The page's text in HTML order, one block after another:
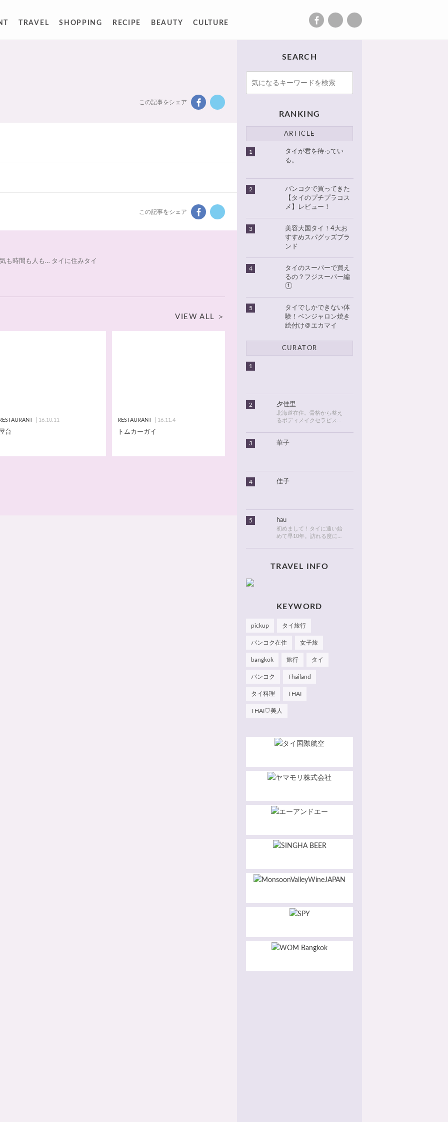
TRAVEL SHOPPING RECIPE BEAUTY CULTURE
この記事をシェア
この記事をシェア
も時間も人も… タイに住みタイ
VIEW ALL
16.10.11
台
RESTAURANT 16.11.4
トムカーガイ
SEARCH
RANKING
ARTICLE
1
タイが君を待ってい
る。
2
バンコクで買ってきた
【タイのプチプラコス
メ】レビュー！
3
美容大国タイ！4大お
すすめスパグッズブラ
ンド
4
タイのスーパーで買え
るの？フジスーパー編
①
5
タイでしかできない体
験！ベンジャロン焼き
絵付け＠エカマイ
CURATOR
1
2 夕佳里
北海道在住。骨格から整え
るボディメイクセラピスト
てから、タイが大好きにな
に関する情報などを発信し
ます！
3 華子
4 佳子
5 hau
初めまして！タイに通い始
めて早10年。訪れる度に変
店・おしゃれなカフェやレ
たら嬉しいです 🙂 📌
Instagram Hau's Style
TRAVEL INFO
KEYWORD
pickup タイ旅行
バンコク在住 女子旅
bangkok 旅行 タイ
バンコク Thailand
タイ料理 THAI
THAI♡美人